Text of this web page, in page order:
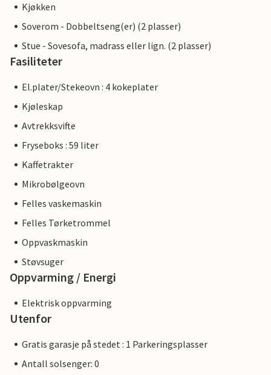
Kjøkken
Soverom - Dobbeltseng(er) (2 plasser)
Stue - Sovesofa, madrass eller lign. (2 plasser)
Fasiliteter
El.plater/Stekeovn : 4 kokeplater
Kjøleskap
Avtrekksvifte
Fryseboks : 59 liter
Kaffetrakter
Mikrobølgeovn
Felles vaskemaskin
Felles Tørketrommel
Oppvaskmaskin
Støvsuger
Oppvarming / Energi
Elektrisk oppvarming
Utenfor
Gratis garasje på stedet : 1 Parkeringsplasser
Antall solsenger: 0